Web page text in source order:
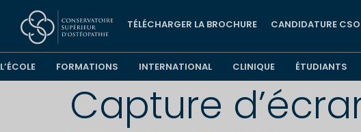
TÉLÉCHARGER LA BROCHURE CANDIDATURE
L’ÉCOLE FORMATIONS INTERNATIONAL CLINIQUE ÉTUDIANTS
Capture